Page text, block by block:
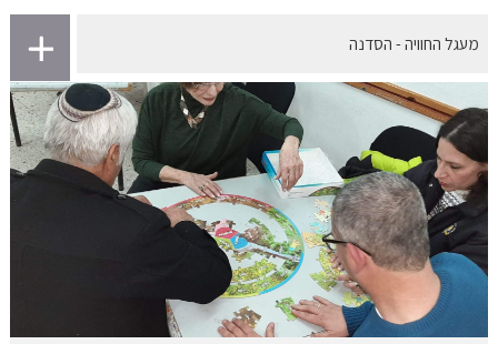
מעגל החוויה - הסדנה